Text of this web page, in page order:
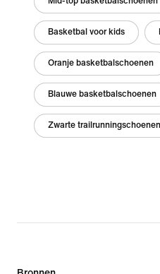
Basketbal voor kids
Oranje basketbalschoenen
Blauwe basketbalschoenen
Zwarte